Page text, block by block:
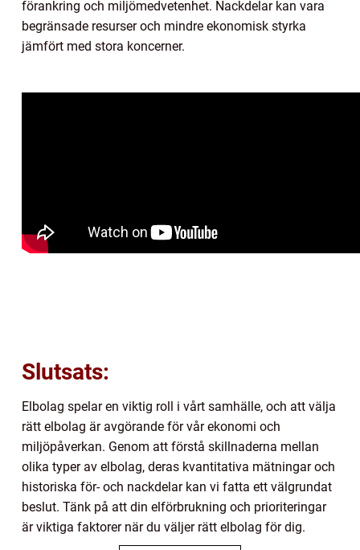
förankring och miljömedvetenhet. Nackdelar kan vara
begränsade resurser och mindre ekonomisk styrka
jämfört med stora koncerner.
Slutsats:
Elbolag spelar en viktig roll i vårt samhälle, och att välja
rätt elbolag är avgörande för vår ekonomi och
miljöpåverkan. Genom att förstå skillnaderna mellan
olika typer av elbolag, deras kvantitativa mätningar och
historiska för- och nackdelar kan vi fatta ett välgrundat
beslut. Tänk på att din elförbrukning och prioriteringar
är viktiga faktorer när du väljer rätt elbolag för dig.